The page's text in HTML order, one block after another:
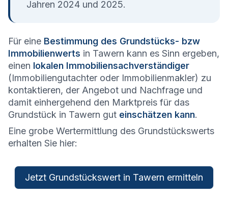
Jahren 2024 und 2025.
Für eine Bestimmung des Grundstücks- bzw
Immobilienwerts in Tawern kann es Sinn ergeben,
einen lokalen Immobiliensachverständiger
(Immobiliengutachter oder Immobilienmakler) zu
kontaktieren, der Angebot und Nachfrage und
damit einhergehend den Marktpreis für das
Grundstück in Tawern gut einschätzen kann.
Eine grobe Wertermittlung des Grundstückswerts
erhalten Sie hier:
Jetzt Grundstückswert in Tawern ermitteln